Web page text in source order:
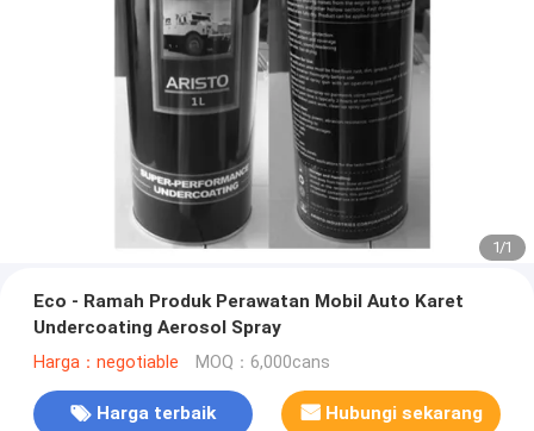
1/1
Eco - Ramah Produk Perawatan Mobil Auto Karet
Undercoating Aerosol Spray
Harga：negotiable MOQ：6,000cans
Harga terbaik Hubungi sekarang